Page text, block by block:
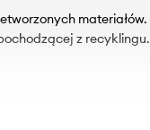
materiałów.
z recyklingu.